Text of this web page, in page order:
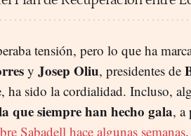
tensión, pero lo que ha
y Josep Oliu, presidentes de
ha sido la cordialidad. Incluso,
que siempre han hecho gala, a
Sabadell hace algunas semanas.